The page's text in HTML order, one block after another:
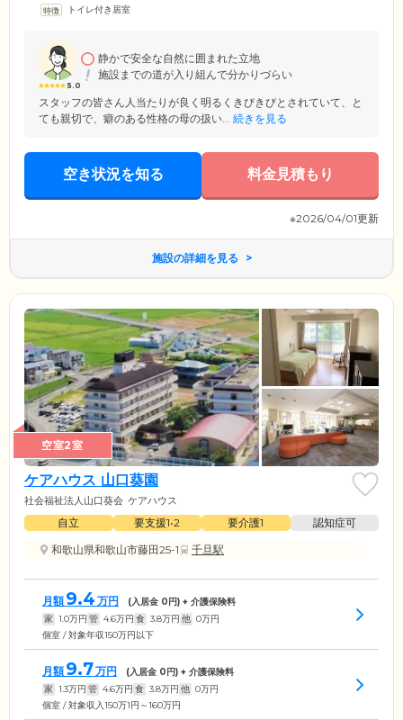
トイレ付き居室
5.0
静かで安全な自然に囲まれた立地
施設までの道が入り組んで分かりづらい
スタッフの皆さん人当たりが良く明るくきびきびとされていて、と
ても親切で、癖のある性格の母の扱い... 続きを見る
空き状況を知る 料金見積もり
※2026/04/01更新
施設の詳細を見る
空室2室
ケアハウス 山口葵園
社会福祉法人山口葵会 ケアハウス
自立 要支援1•2 要介護1
認知症可
和歌山県和歌山市藤田25-1
千旦駅
月額 9.4 万円 (入居金 0円) + 介護保険料
家 1.0万円 管 4.6万円 食 3.8万円 他 0万円
個室 / 対象年収150万円以下
月額 9.7万円 (入居金 0円) + 介護保険料
家 1.3万円 管 4.6万円 食 3.8万円 他 0万円
個室 / 対象収入150万1円～160万円